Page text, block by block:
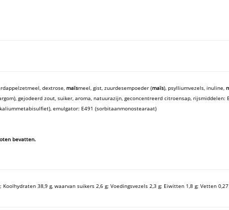
dextrose, maïsmeel, gist, zuurdesempoeder (maïs), psylliumvezels, inuline,
gejodeerd zout, suiker, aroma, natuurazijn, geconcentreerd citroensap,
emulgator: E491 (sorbitaanmonostearaat)
bevatten.
Koolhydraten 38,9 g, waarvan suikers 2,6 g; Voedingsvezels 2,3 g; Eiwitten 1,8 g; Vetten